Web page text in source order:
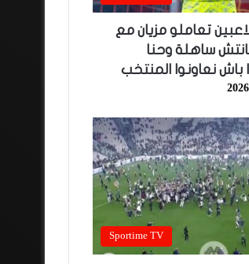
تعاملو مزيان مع
ساهلة وحنا
باش نعاونوا المنتخب
Sportime TV